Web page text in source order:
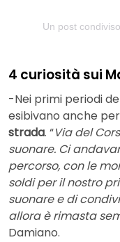
Un post
4 curiosità sui
-Nei primi periodi
esibivano anche
strada. “Via del
suonare. Ci
percorso, con le
soldi per il nostro
suonare e di
allora è rimasta
Damiano.